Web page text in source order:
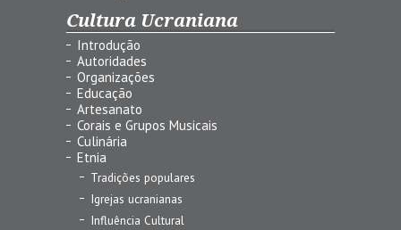
Cultura Ucraniana
Introdução
Autoridades
Organizações
Educação
Artesanato
Corais e Grupos Musicais
Culinária
Etnia
Tradições populares
Igrejas ucranianas
Influência Cultural